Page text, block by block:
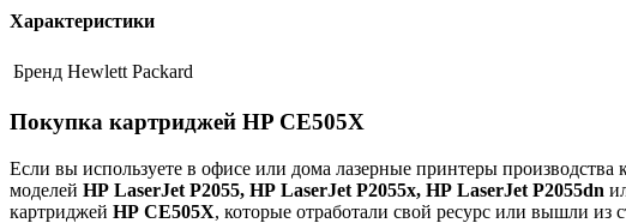
Характеристики
Бренд Hewlett Packard
Покупка картриджей HP CE505X
Если вы используете в офисе или дома лазерные принтеры производства
моделей HP LaserJet P2055, HP LaserJet P2055x, HP LaserJet P2055dn
картриджей HP CE505X, которые отработали свой ресурс или вышли из